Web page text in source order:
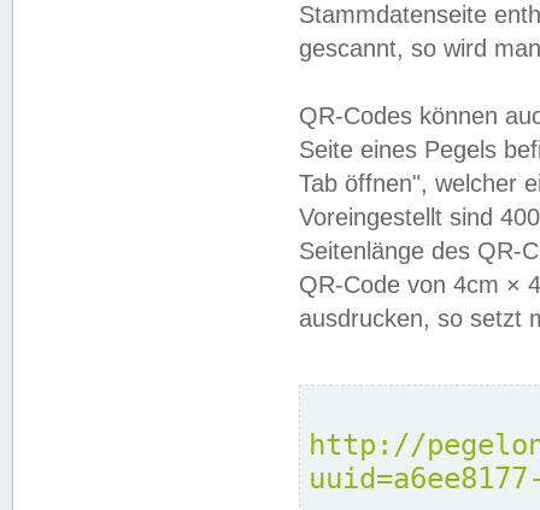
Stammdatenseite
gescannt, so wird
QR-Codes können
Seite eines Pegels
Tab öffnen", welcher
Voreingestellt sind
Seitenlänge des QR-
QR-Code von 4cm ×
ausdrucken, so setzt
http://